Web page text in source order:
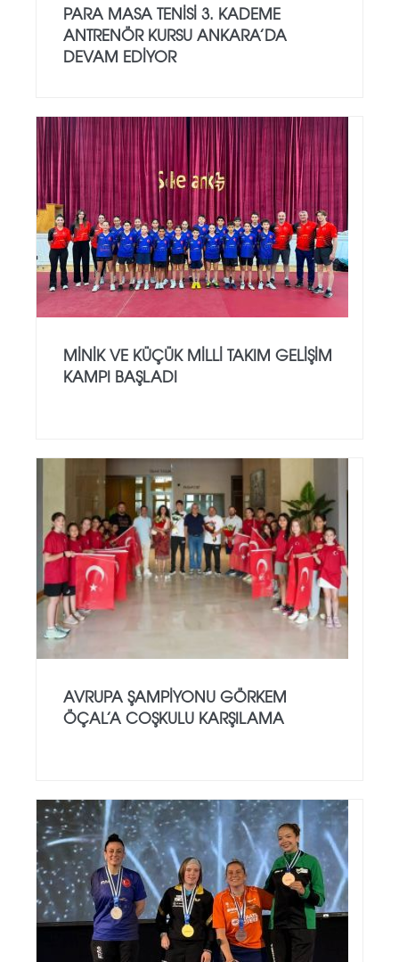
PARA MASA TENISI 3. KADEME
ANTRENÖR KURSU ANKARA’DA
DEVAM EDIYOR
MINIK VE KÜÇÜK MILLI TAKIM GELIŞIM
KAMPI BAŞLADI
AVRUPA ŞAMPIYONU GÖRKEM
ÖÇAL’A COŞKULU KARŞILAMA